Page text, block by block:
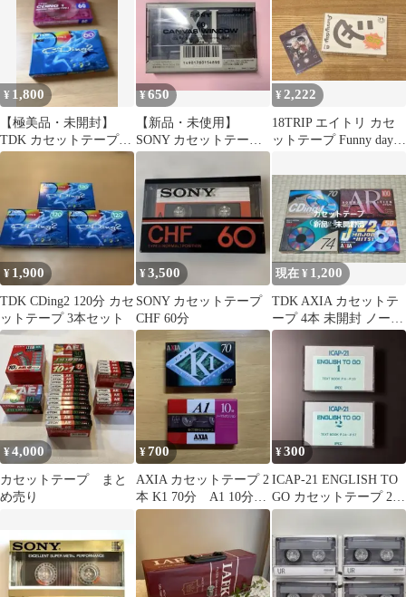
¥ 1,800
【極美品・未開封】
TDK カセットテープ
CDing1&2 60分 2本セッ
¥650
【新品・未使用】
SONY カセットテープ
XI 50分 ノーマルポジ
ション
¥ 2,222
18TRIP エイトリ カセ
ットテープ Funny day -
¥ 1,900
TDK CDing2 120分 カセ
ットテープ 3本セット
¥3,500
SONY カセットテープ
CHF 60分
現在 ¥ 1,200
TDK AXIA カセットテ
ープ 4本 未開封 ノーマ
ル ハイポジ
¥4,000
カセットテープ まと
め売り
¥700
AXIA カセットテープ 2
本 K1 70分 A1 10分
ノーマルポジション
¥300
ICAP-21 ENGLISH TO
GO カセットテープ 2本
セット